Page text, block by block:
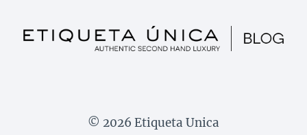
© 2026 Etiqueta Unica